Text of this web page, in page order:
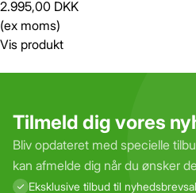
2.995,00 DKK
(ex moms)
Vis produkt
Tilmeld dig vores
Bliv opdateret med specielle
kan afmelde dig når du ønsker
Eksklusive tilbud til